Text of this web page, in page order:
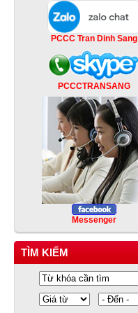
PCCC Tran Dinh Sang
PCCCTRANSANG
Messenger
TÌM KIẾM